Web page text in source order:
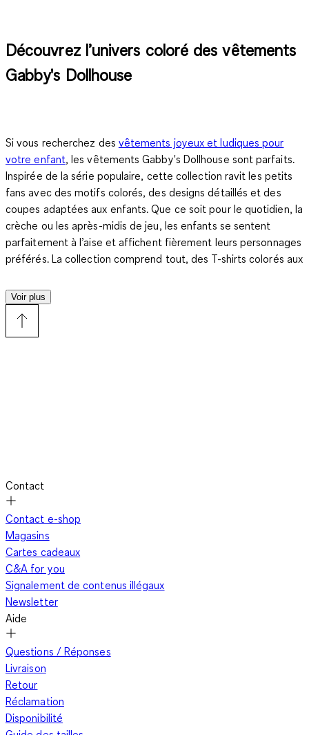
Découvrez l’univers coloré des vêtements
Gabby's Dollhouse
Si vous recherchez des vêtements joyeux et ludiques pour
votre enfant, les vêtements Gabby's Dollhouse sont parfaits.
Inspirée de la série populaire, cette collection ravit les petits
fans avec des motifs colorés, des designs détaillés et des
coupes adaptées aux enfants. Que ce soit pour le quotidien, la
crèche ou les après-midis de jeu, les enfants se sentent
parfaitement à l’aise et affichent fièrement leurs personnages
préférés. La collection comprend tout, des T-shirts colorés aux
vous permettant de trouver la tenue idéale pour chaque
occasion. Avec les vêtements Gabby's Dollhouse, chaque jour
devient une petite aventure qui stimule l’imagination des
enfants tout en offrant aux parents des pièces pratiques et
Les vêtements Gabby's Dollhouse séduisent non seulement
par leurs designs joyeux, mais aussi par leur confort. Les
matériaux doux et les coupes adaptées aux enfants
permettent de bouger librement lors des jeux, courses ou
escalades. Les vêtements sont conçus pour se combiner
facilement : les T-shirts vont parfaitement avec un jean ou un
short, les robes et jupes avec des leggings colorés. Cela
facilite l’habillage quotidien et permet de créer rapidement
des tenues stylées. Les motifs colorés apportent également
de la joie et motivent les enfants à porter leurs personnages
préférés. Au jardin, au parc ou lors de rendez-vous entre amis,
chaque aventure avec les vêtements Gabby's Dollhouse est
synonyme de confort et de plaisir.
Voir plus
Contact
Contact e-shop
Magasins
Cartes cadeaux
C&A for you
Signalement de contenus illégaux
Newsletter
Aide
Questions / Réponses
Livraison
Retour
Réclamation
Disponibilité